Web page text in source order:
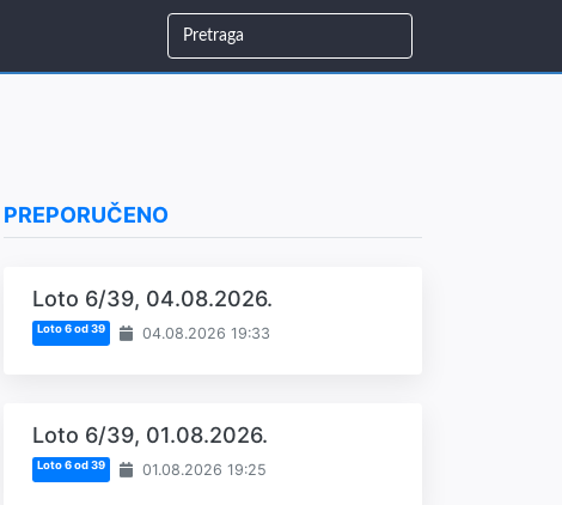
PREPORUČENO
Loto 6/39, 04.08.2026.
Loto 6 od 39 04.08.2026 19:33
Loto 6/39, 01.08.2026.
Loto 6 od 39 01.08.2026 19:25